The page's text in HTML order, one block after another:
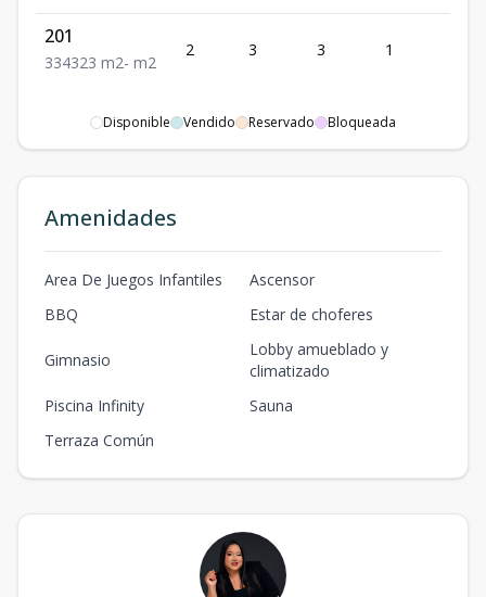
201
334323 m2- m2
2 3 3 1
Disponible Vendido Reservado Bloqueada
Amenidades
Area De Juegos Infantiles
Ascensor
BBQ
Estar de choferes
Gimnasio
Lobby amueblado y
climatizado
Piscina Infinity
Sauna
Terraza Común